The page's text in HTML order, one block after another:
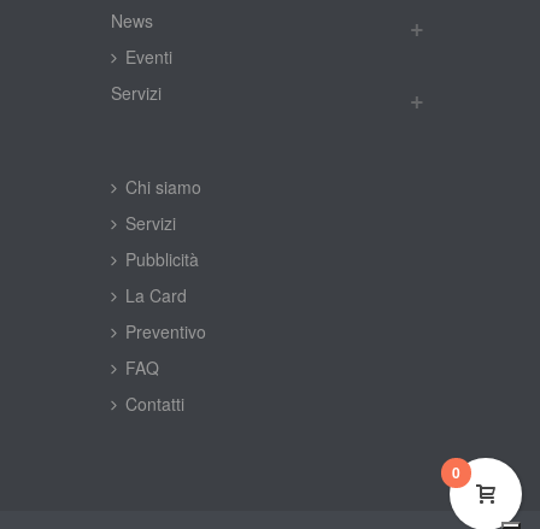
New
Eventi
Servizi
Chi siamo
Servizi
Pubblicità
La Card
Preventivo
FAQ
Contatti
0